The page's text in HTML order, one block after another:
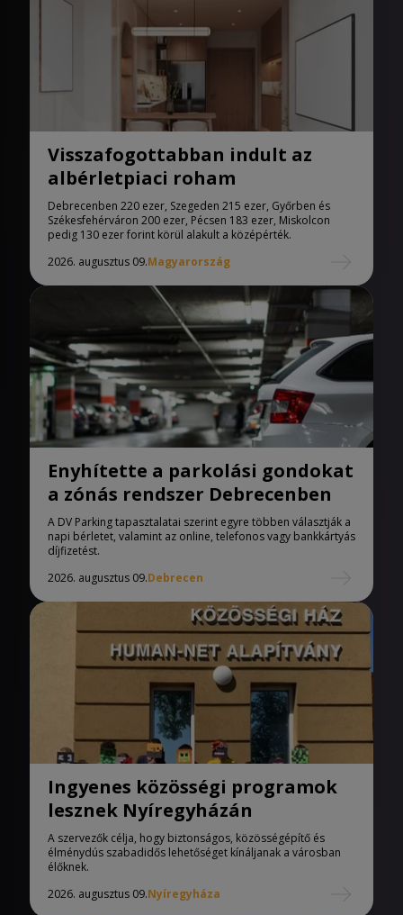
Visszafogottabban indult az
albérletpiaci roham
Debrecenben 220 ezer, Szegeden 215 ezer, Győrben és
Székesfehérváron 200 ezer, Pécsen 183 ezer, Miskolcon
pedig 130 ezer forint körül alakult a középérték.
2026. augusztus 09.Magyarország
Enyhítette a parkolási gondokat
a zónás rendszer Debrecenben
A DV Parking tapasztalatai szerint egyre többen választják a
napi bérletet, valamint az online, telefonos vagy bankkártyás
díjfizetést.
2026. augusztus 09.Debrecen
Ingyenes közösségi programok
lesznek Nyíregyházán
A szervezők célja, hogy biztonságos, közösségépítő és
élménydús szabadidős lehetőséget kínáljanak a városban
élőknek.
2026. augusztus 09.Nyíregyháza